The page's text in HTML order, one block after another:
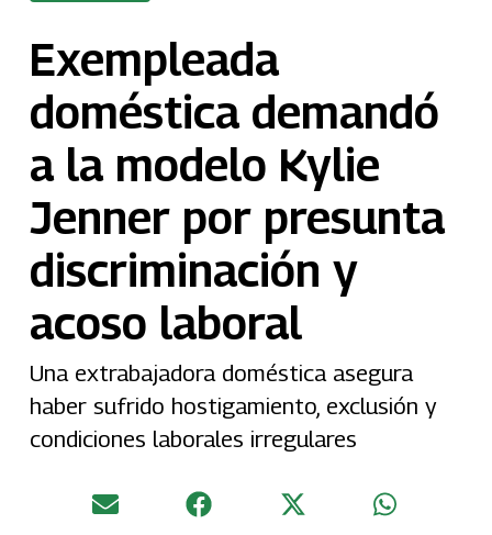
Exempleada
doméstica demandó
a la modelo Kylie
Jenner por presunta
discriminación y
acoso laboral
Una extrabajadora doméstica asegura
haber sufrido hostigamiento, exclusión y
condiciones laborales irregulares